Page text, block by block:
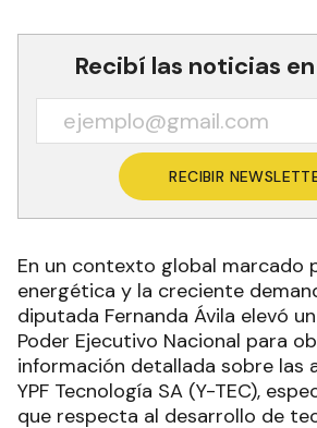
Recibí las noticias
RECIBIR
En un contexto global marcado
energética y la creciente
diputada Fernanda Ávila elevó
Poder Ejecutivo Nacional para
información detallada sobre las
YPF Tecnología SA (Y-TEC),
que respecta al desarrollo de